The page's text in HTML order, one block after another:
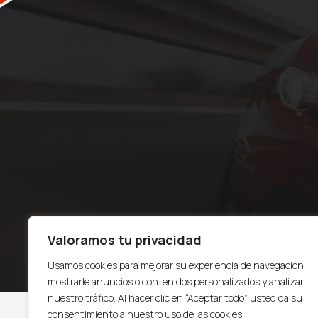
Valoramos tu privacidad
Usamos cookies para mejorar su experiencia de navegación,
mostrarle anuncios o contenidos personalizados y analizar
nuestro tráfico. Al hacer clic en “Aceptar todo” usted da su
consentimiento a nuestro uso de las cookies.